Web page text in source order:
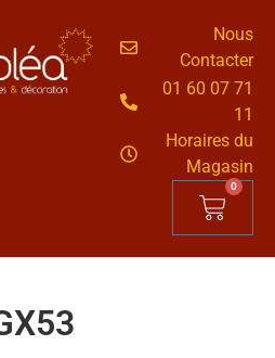
Nous
Contacter
01 60 07 71
11
Horaires du
Magasin
0